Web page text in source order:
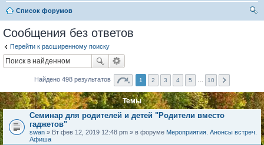
Список форумов
Сообщения без ответов
Перейти к расширенному поиску
Найдено 498 результатов 1 2 3 4 5 10
Темы
Семинар для родителей и детей "Родители вместо
гаджетов"
swan » Вт фев 12, 2019 12:48 pm » в форуме Мероприятия. Анонсы встреч.
Афиша